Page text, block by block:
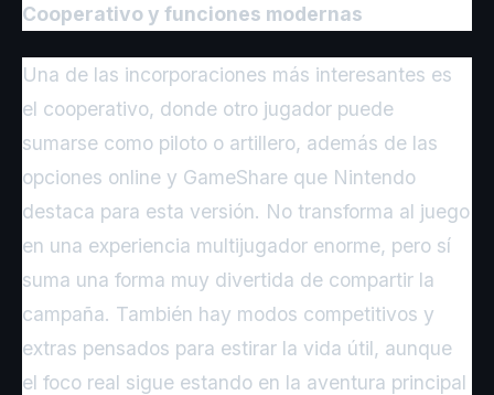
Cooperativo y funciones modernas
Una de las incorporaciones más interesantes es
el cooperativo, donde otro jugador puede
sumarse como piloto o artillero, además de las
opciones online y GameShare que Nintendo
destaca para esta versión. No transforma al juego
en una experiencia multijugador enorme, pero sí
suma una forma muy divertida de compartir la
campaña. También hay modos competitivos y
extras pensados para estirar la vida útil, aunque
el foco real sigue estando en la aventura principal